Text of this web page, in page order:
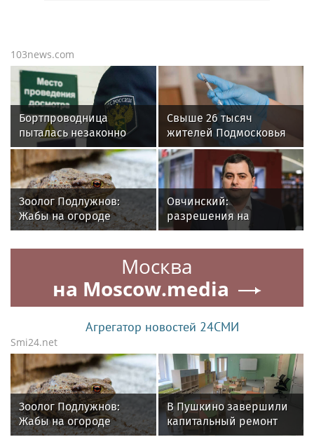
103news.com
Бортпроводница
пыталась незаконно
провезти в Москву 15
бутылок итальянского
вина
Свыше 26 тысяч
жителей Подмосковья
сделали прививки
против клещевого
энцефалита
Зоолог Подлужнов:
Жабы на огороде
уничтожают слизняков
Овчинский:
разрешения на
перемещение
стройотходов теперь
дают автоматически
Москва
на Moscow.media
Агрегатор новостей 24СМИ
Smi24.net
Зоолог Подлужнов:
Жабы на огороде
В Пушкино завершили
капитальный ремонт